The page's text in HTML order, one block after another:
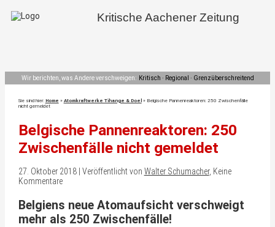
Kritische Aachener Zeitung
Wir berichten, was Andere verschweigen: Kritisch · Regional · Grenzüberschreitend
Sie sind hier: Home » Atomkraftwerke Tihange & Doel» Belgische Pannenreaktoren: 250 Zwischenfälle
nicht gemeldet
Belgische Pannenreaktoren: 250
Zwischenfälle nicht gemeldet
27. Oktober 2018 | Veröffentlicht von Walter Schumacher, Keine
Kommentare
Belgiens neue Atomaufsicht verschweigt
mehr als 250 Zwischenfälle!